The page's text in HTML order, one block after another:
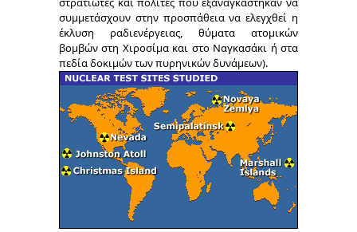
συμμετάσχουν στην προσπάθεια να ελεγχθεί η
έκλυση ραδιενέργειας, θύματα ατομικών
βομβών στη Χιροσίμα και στο Ναγκασάκι ή στα
πεδία δοκιμών των πυρηνικών δυνάμεων).